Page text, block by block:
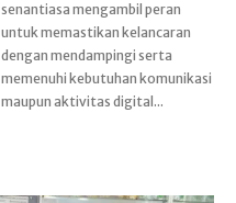
maupun aktivitas digital...